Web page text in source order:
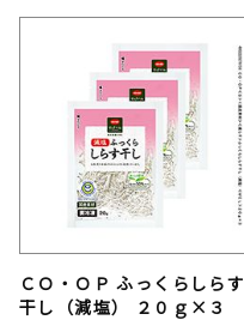
ＣＯ・ＯＰ ふっくらしらす
干し（減塩） ２０ｇ×３